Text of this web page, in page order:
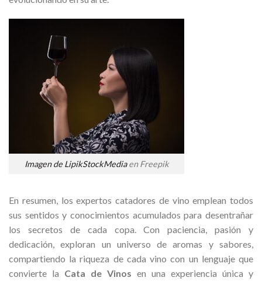
Imagen de LipikStockMediaen Freepik
En resumen, los expertos catadores de vino emplean todos
sus sentidos y conocimientos acumulados para desentrañar
los secretos de cada copa. Con paciencia, pasión y
dedicación, exploran un universo de aromas y sabores,
compartiendo la riqueza de cada vino con un lenguaje que
convierte la Cata de Vinos en una experiencia única y